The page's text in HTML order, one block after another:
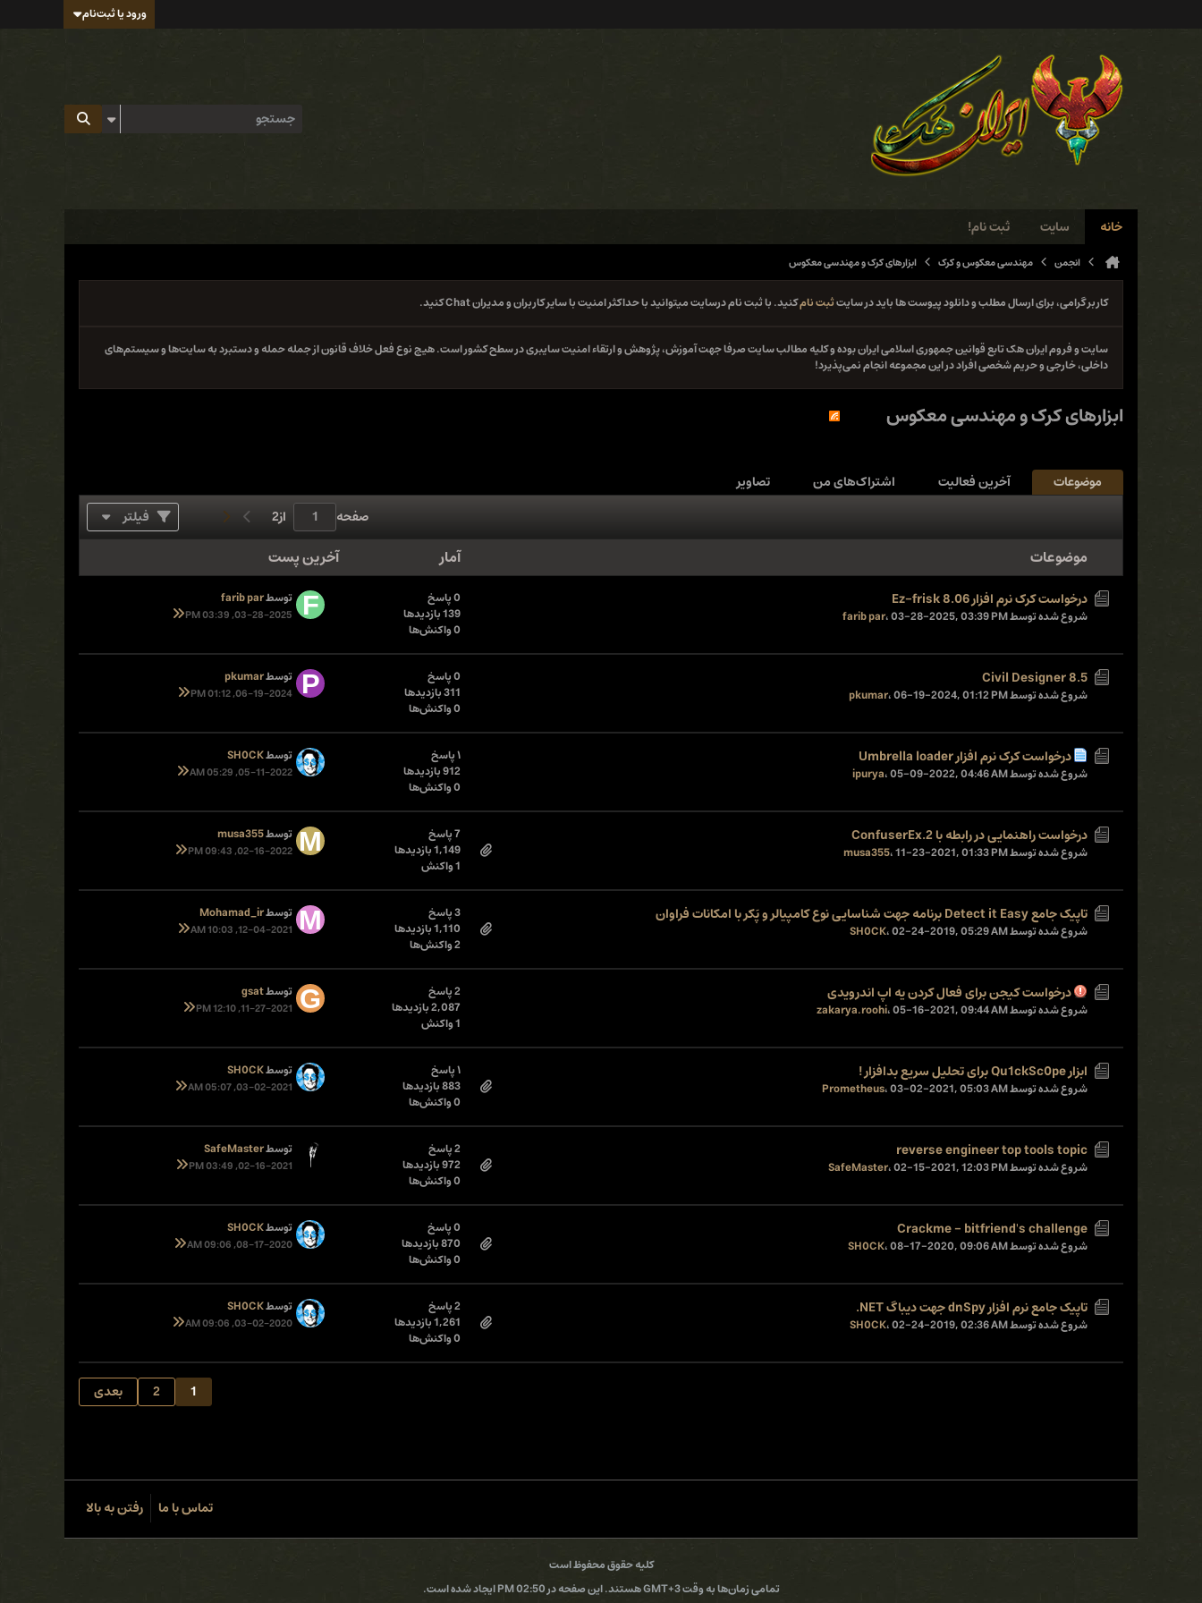
ورود یا ثبت‌نام
خانه سایت ثبت نام!
انجمن مهندسی معکوس و کرک ابزارهای کرک و مهندسی معکوس
کاربر گرامی، برای ارسال مطلب و دانلود پیوست ها باید در سایتثبت نامکنید. با ثبت نام درسایت میتوانید با حداکثر امنیت با سایر کاربران و مدیران Chat کنید.
سایت و فروم ایران هک تابع قوانین جمهوری اسلامی ایران بوده و کلیه مطالب سایت صرفا جهت آموزش، پژوهش و ارتقاء امنیت سایبری در سطح کشور است. هیچ نوع فعل خلاف قانون از جمله حمله و دستبرد به سایت‌ها و سیستم‌های
داخلی، خارجی و حریم شخصی افراد در این مجموعه انجام نمی‌پذیرد!
ابزارهای کرک و مهندسی معکوس
موضوعات آخرین فعالیت اشتراک‌های من
تصاویر
صفحه
از2 فیلتر
موضوعات آمار آخرین پست
درخواست کرک نرم افزار Ez-frisk 8.06
شروع شده توسط farib par،03-28-2025, 03:39 PM
0 پاسخ
139 بازدیدها
0 واکنش‌ها
توسطfarib par
03-28-2025, 03:39 PM
Civil Designer 8.5
شروع شده توسط pkumar،06-19-2024, 01:12 PM
0 پاسخ
311 بازدیدها
0 واکنش‌ها
توسطpkumar
06-19-2024, 01:12 PM
درخواست کرک نرم افزار Umbrella loader
شروع شده توسط ipurya،05-09-2022, 04:46 AM
۱ پاسخ
912 بازدیدها
0 واکنش‌ها
توسطSH0CK
05-11-2022, 05:29 AM
درخواست راهنمایی در رابطه با ConfuserEx.2
شروع شده توسط musa355،11-23-2021, 01:33 PM
7 پاسخ
1,149 بازدیدها
1 واکنش
توسطmusa355
02-16-2022, 09:43 PM
تاپیک جامع Detect it Easy برنامه جهت شناسایی نوع کامپیالر و پَکر با امکانات فراوان
شروع شده توسط SH0CK،02-24-2019, 05:29 AM
3 پاسخ
1,110 بازدیدها
2 واکنش‌ها
توسطMohamad_ir
12-04-2021, 10:03 AM
درخواست کیجن برای فعال کردن یه اپ اندرویدی
شروع شده توسط zakarya.roohi،05-16-2021, 09:44 AM
2 پاسخ
2,087 بازدیدها
1 واکنش
توسطgsat
11-27-2021, 12:10 PM
ابزار Qu1ckSc0pe برای تحلیل سریع بدافزار !
شروع شده توسط Prometheus،03-02-2021, 05:03 AM
۱ پاسخ
883 بازدیدها
0 واکنش‌ها
توسطSH0CK
03-02-2021, 05:07 AM
reverse engineer top tools topic
شروع شده توسط SafeMaster،02-15-2021, 12:03 PM
2 پاسخ
972 بازدیدها
0 واکنش‌ها
توسطSafeMaster
02-16-2021, 03:49 PM
Crackme - bitfriend's challenge
شروع شده توسط SH0CK،08-17-2020, 09:06 AM
0 پاسخ
870 بازدیدها
0 واکنش‌ها
توسطSH0CK
08-17-2020, 09:06 AM
تاپیک جامع نرم افزار dnSpy جهت دیباگ NET.
شروع شده توسط SH0CK،02-24-2019, 02:36 AM
2 پاسخ
1,261 بازدیدها
0 واکنش‌ها
توسطSH0CK
03-02-2020, 09:06 AM
1
2 بعدی
تماس با ما رفتن به بالا
کلیه حقوق محفوظ است
تمامی زمان‌ها به وقت GMT+3 هستند. این صفحه در 02:50 PM ایجاد شده است.